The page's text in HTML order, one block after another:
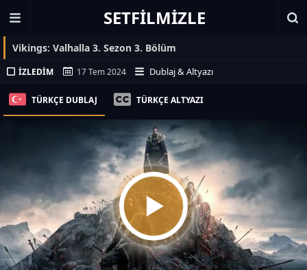
SETFILMIZLE
Vikings: Valhalla 3. Sezon 3. Bölüm
İZLEDIM 17 Tem 2024 Dublaj & Altyazı
TÜRKÇE DUBLAJ TÜRKÇE ALTYAZI